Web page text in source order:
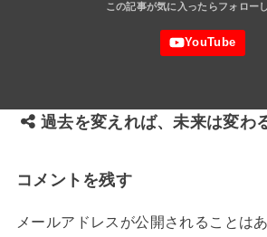
過去を変えれば、未来は変わ
コメントを残す
メールアドレスが公開されることは